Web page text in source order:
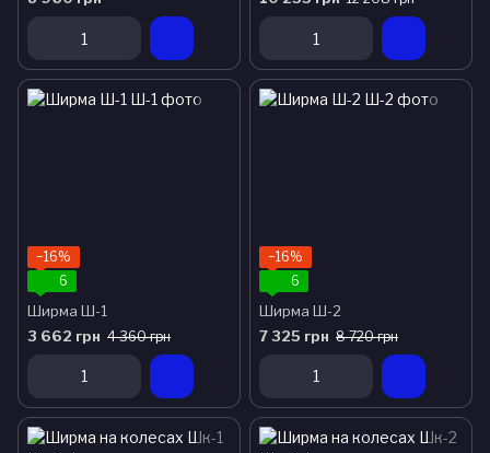
−16%
6
Ширма Ш-1
3 662 грн 4 360 грн
−16%
6
Ширма Ш-2
7 325 грн 8 720 грн